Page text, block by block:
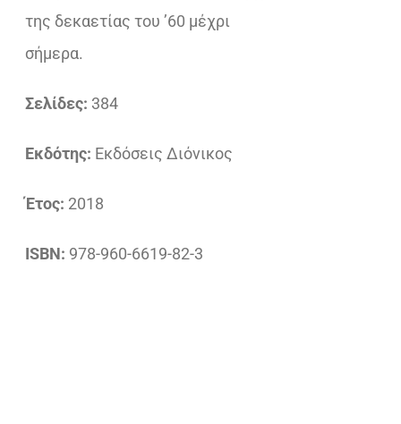
της δεκαετίας του ’60 μέχρι
σήμερα.
Σελίδες: 384
Εκδότης: Εκδόσεις Διόνικος
Έτος: 2018
ISBN: 978-960-6619-82-3